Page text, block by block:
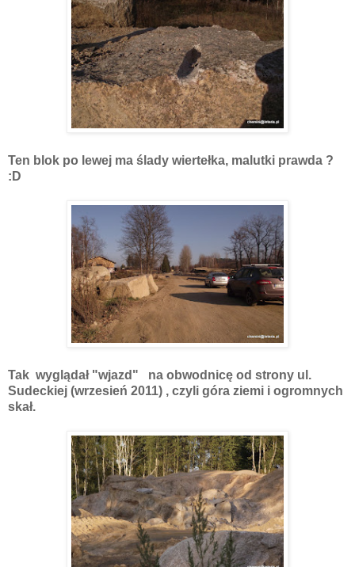
Ten blok po lewej ma ślady wiertełka, malutki prawda ?
:D
Tak wyglądał "wjazd" na obwodnicę od strony ul.
Sudeckiej (wrzesień 2011) , czyli góra ziemi i ogromnych
skał.